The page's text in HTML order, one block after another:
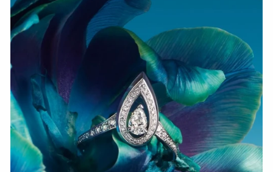
HOZIR KO‘RISH